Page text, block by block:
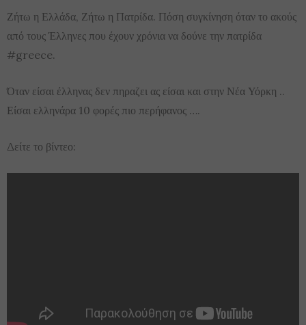
Ζήτω η Ελλάδα, Ζήτω η Πατρίδα. Πόση συγκίνηση όταν το ακούς
από τους Έλληνες που έχουν χρόνια να δούνε την πατρίδα
‪#‎greece‬.
Όταν είσαι έλληνας δεν πηραζει ας είσαι και στην Νέα Υόρκη ..
Είσαι ελληνάρα 10 φορές πιο περήφανος ….
Δείτε το βίντεο: